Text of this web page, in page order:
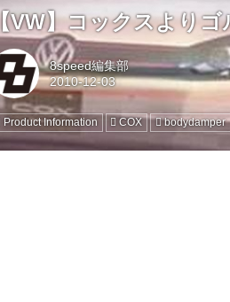
【VW】コックスより
8speed編集部
Product Information COX bodydamper